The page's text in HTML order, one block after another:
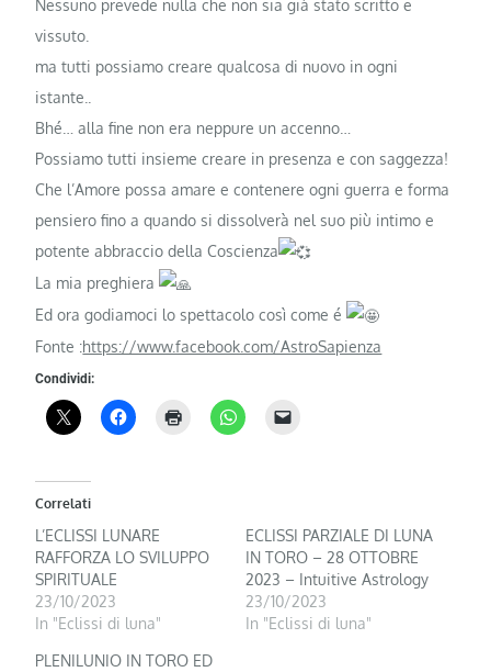
Nessuno prevede nulla che non sia già stato scritto e
vissuto.
ma tutti possiamo creare qualcosa di nuovo in ogni
istante..
Bhé… alla fine non era neppure un accenno…
Possiamo tutti insieme creare in presenza e con saggezza!
Che l’Amore possa amare e contenere ogni guerra e forma
pensiero fino a quando si dissolverà nel suo più intimo e
potente abbraccio della Coscienza
La mia preghiera
Ed ora godiamoci lo spettacolo così come é
Fonte :https://www.facebook.com/AstroSapienza
Condividi:
Correlati
L’ECLISSI LUNARE
RAFFORZA LO SVILUPPO
SPIRITUALE
23/10/2023
In "Eclissi di luna"
ECLISSI PARZIALE DI LUNA
IN TORO – 28 OTTOBRE
2023 – Intuitive Astrology
23/10/2023
In "Eclissi di luna"
PLENILUNIO IN TORO ED